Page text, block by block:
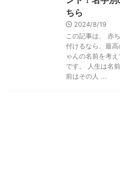
ちら
2024/8/19
この記事は、 赤
付けるなら、最
ゃんの名前を考
です。 人生は名
前はその人 ...